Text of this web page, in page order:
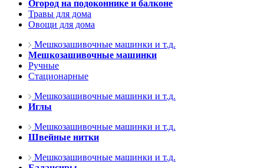
Огород на подоконнике и балконе
Травы для дома
Овощи для дома
Мешкозашивочные машинки и т.д.
Мешкозашивочные машинки
Ручные
Стационарные
Мешкозашивочные машинки и т.д.
Иглы
Мешкозашивочные машинки и т.д.
Швейные нитки
Мешкозашивочные машинки и т.д.